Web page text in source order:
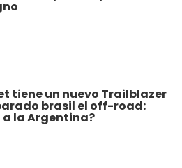
tiene un nuevo Trailblazer
brasil el off-road:
la Argentina?